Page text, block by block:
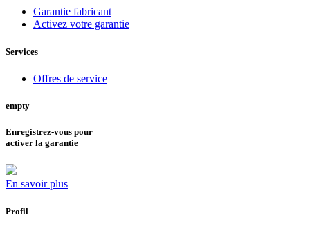
Garantie fabricant
Activez votre garantie
Services
Offres de service
empty
Enregistrez-vous pour
activer la garantie
En savoir plus
Profil